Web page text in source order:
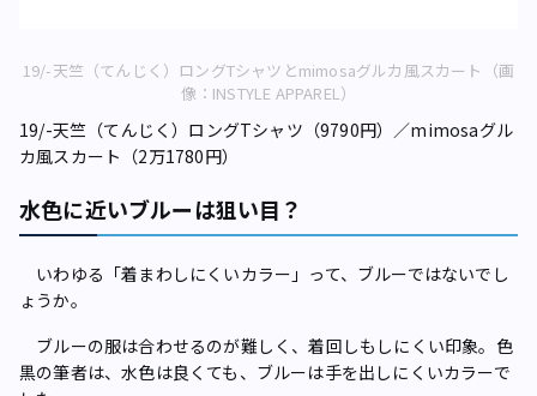
19/-天竺（てんじく）ロングTシャツとmimosaグルカ風スカート（画
像：INSTYLE APPAREL）
19/-天竺（てんじく）ロングTシャツ（9790円）／mimosaグル
カ風スカート（2万1780円）
水色に近いブルーは狙い目？
いわゆる「着まわしにくいカラー」って、ブルーではないでし
ょうか。
ブルーの服は合わせるのが難しく、着回しもしにくい印象。色
黒の筆者は、水色は良くても、ブルーは手を出しにくいカラーで